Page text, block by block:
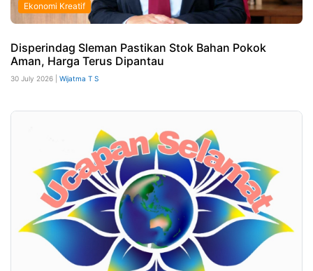
Ekonomi Kreatif
Disperindag Sleman Pastikan Stok Bahan Pokok
Aman, Harga Terus Dipantau
30 July 2026 | Wijatma T S